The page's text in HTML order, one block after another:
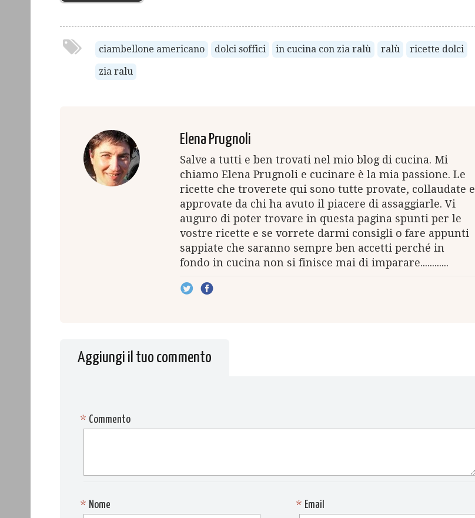
ciambellone americano dolci soffici in cucina con zia ralù ralù
ricette dolci
zia ralu
Elena Prugnoli
Salve a tutti e ben trovati nel mio blog di cucina. Mi
chiamo Elena Prugnoli e cucinare è la mia passione. Le
ricette che troverete qui sono tutte provate, collaudate e
approvate da chi ha avuto il piacere di assaggiarle. Vi
auguro di poter trovare in questa pagina spunti per le
vostre ricette e se vorrete darmi consigli o fare appunti
sappiate che saranno sempre ben accetti perché in
fondo in cucina non si finisce mai di imparare............
Aggiungi il tuo commento
Commento
*
Nome
* Email
*